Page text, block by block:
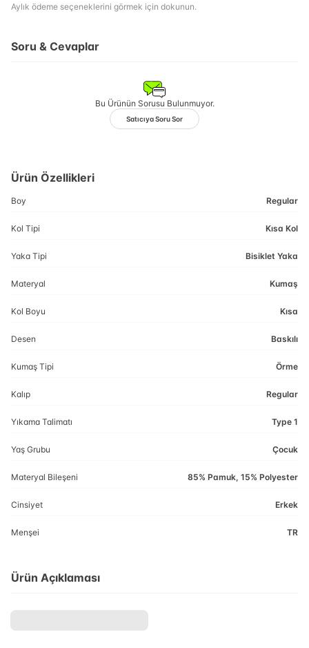
Aylık ödeme seçeneklerini görmek için dokunun.
Soru & Cevaplar
Bu Ürünün Sorusu Bulunmuyor.
Satıcıya Soru Sor
Ürün Özellikleri
Boy Regular
Kol Tipi Kısa Kol
Yaka Tipi Bisiklet Yaka
Materyal Kumaş
Kol Boyu Kısa
Desen Baskılı
Kumaş Tipi Örme
Kalıp Regular
Yıkama Talimatı Type 1
Yaş Grubu Çocuk
Materyal Bileşeni 85% Pamuk, 15% Polyester
Cinsiyet Erkek
Menşei TR
Ürün Açıklaması